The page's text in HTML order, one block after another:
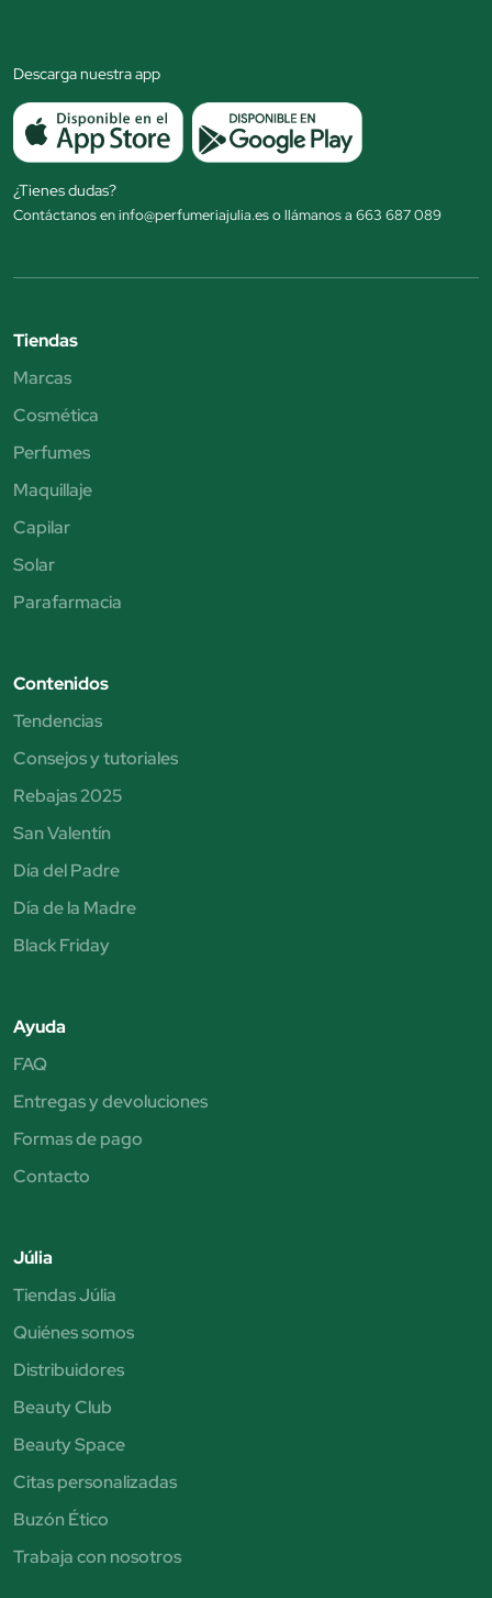
Descarga nuestra app
¿Tienes dudas?
Contáctanos en info@perfumeriajulia.es o llámanos a 663 687 089
Tiendas
Marcas
Cosmética
Perfumes
Maquillaje
Capilar
Solar
Parafarmacia
Contenidos
Tendencias
Consejos y tutoriales
Rebajas 2025
San Valentín
Día del Padre
Día de la Madre
Black Friday
Ayuda
FAQ
Entregas y devoluciones
Formas de pago
Contacto
Júlia
Tiendas Júlia
Quiénes somos
Distribuidores
Beauty Club
Beauty Space
Citas personalizadas
Buzón Ético
Trabaja con nosotros